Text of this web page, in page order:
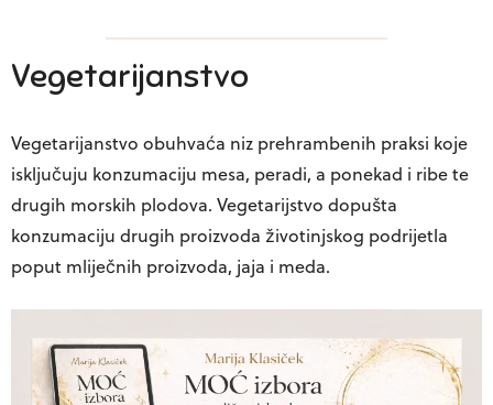
Vegetarijanstvo
Vegetarijanstvo obuhvaća niz prehrambenih praksi koje
isključuju konzumaciju mesa, peradi, a ponekad i ribe te
drugih morskih plodova. Vegetarijstvo dopušta
konzumaciju drugih proizvoda životinjskog podrijetla
poput mliječnih proizvoda, jaja i meda.